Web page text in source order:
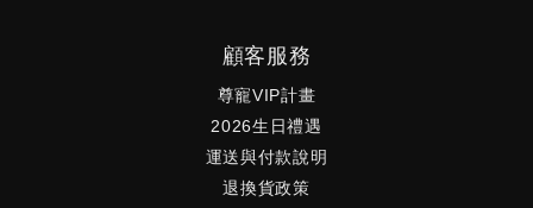
顧客服務
尊寵VIP計畫
2026生日禮遇
運送與付款說明
退換貨政策